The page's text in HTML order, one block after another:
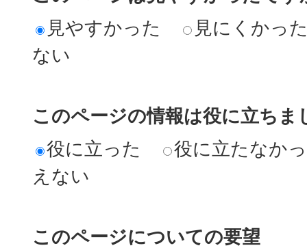
見やすかった
見にくかっ
ない
このページの情報は役に立ちま
役に立った
役に立たなか
えない
このページについての要望